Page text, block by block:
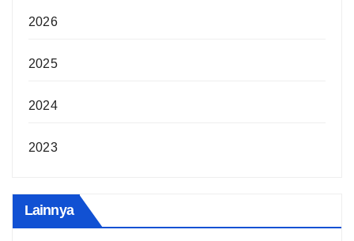
2026
2025
2024
2023
Lainnya